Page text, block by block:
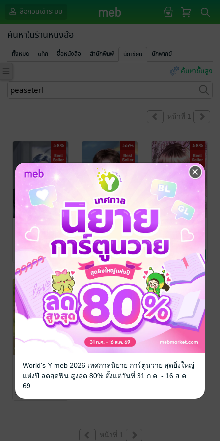
ล็อกอินเข้าระบบ
ค้นหาในร้านหนังสือ
ทั้งหมด แท็ก ชื่อหนังสือ สำนักพิมพ์ นักเขียน นักพากย์
ค้นหาขั้นสูง
หน้าที่ 1
-58%
ทะลุมิติมาเป็น
ลูกชายตัวจริงที่
ไม่มีใครรัก
[Mpreg]
Peaseterl
/ Feterl
นิยายวาย Boy
Love / Yaoi
-55%
หมี่อย่าเพ้อ เธอ
เป็นผู้หญิง!
Peaseterl / Feterl
นิยายวาย Boy
Love / Yaoi
7 Rating
-58%
ขวัญใจสิงหราช
Peaseterl
/ Feterl
นิยายวาย Boy
Love / Yaoi
8 Rating
-72%
วันเขาว่าอายุยืน
Peaseterl / Feterl
นิยายวาย Boy
Love / Yaoi
3 Rating
หน้าที่ 1
World's Y meb 2026 เทศกาลนิยาย การ์ตูนวาย สุดยิ่งใหญ่
แห่งปี ลดสุดฟิน สูงสุด 80% ตั้งแต่วันที่ 31 ก.ค. - 16 ส.ค.
69